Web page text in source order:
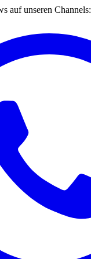
auf unseren Channels: